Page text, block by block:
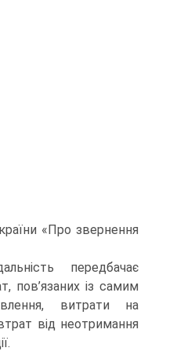
«Про звернення
передбачає
пов’язаних із самим
витрати на
від неотримання